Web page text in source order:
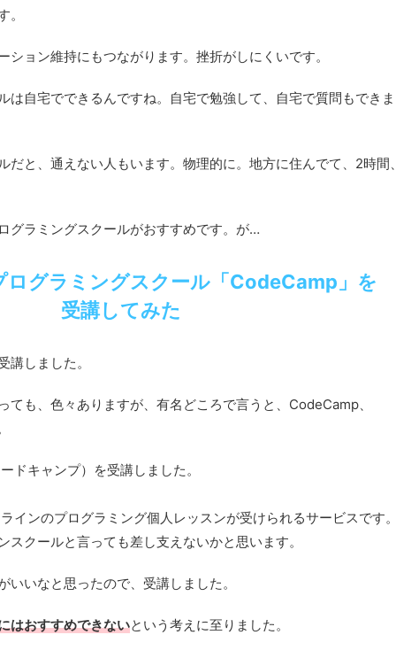
。
ション維持にもつながります。挫折がしにくいです。
は自宅でできるんですね。自宅で勉強して、自宅で質問もできま
だと、通えない人もいます。物理的に。地方に住んでて、2時間、
グラミングスクールがおすすめです。が…
ログラミングスクール「CodeCamp」を
受講してみた
講しました。
ても、色々ありますが、有名どころで言うと、CodeCamp、
ドキャンプ）を受講しました。
インのプログラミング個人レッスンが受けられるサービスです。
スクールと言っても差し支えないかと思います。
いいなと思ったので、受講しました。
はおすすめできないという考えに至りました。